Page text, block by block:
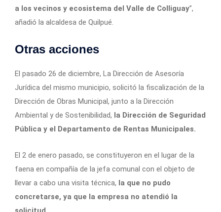
a los vecinos y ecosistema del Valle de Colliguay”,
añadió la alcaldesa de Quilpué.
Otras acciones
El pasado 26 de diciembre, La Dirección de Asesoría
Jurídica del mismo municipio, solicitó la fiscalización de la
Dirección de Obras Municipal, junto a la Dirección
Ambiental y de Sostenibilidad, la Dirección de Seguridad
Pública y el Departamento de Rentas Municipales.
El 2 de enero pasado, se constituyeron en el lugar de la
faena en compañía de la jefa comunal con el objeto de
llevar a cabo una visita técnica, la que no pudo
concretarse, ya que la empresa no atendió la